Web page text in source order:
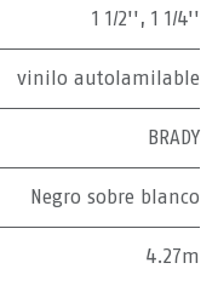
1 1/2'', 1 1/4''
vinilo autolamilable
BRADY
Negro sobre blanco
4.27m